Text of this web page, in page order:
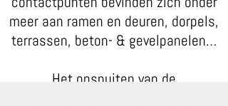
meer aan ramen en deuren, dorpels,
terrassen, beton- & gevelpanelen…
Het opspuiten van de